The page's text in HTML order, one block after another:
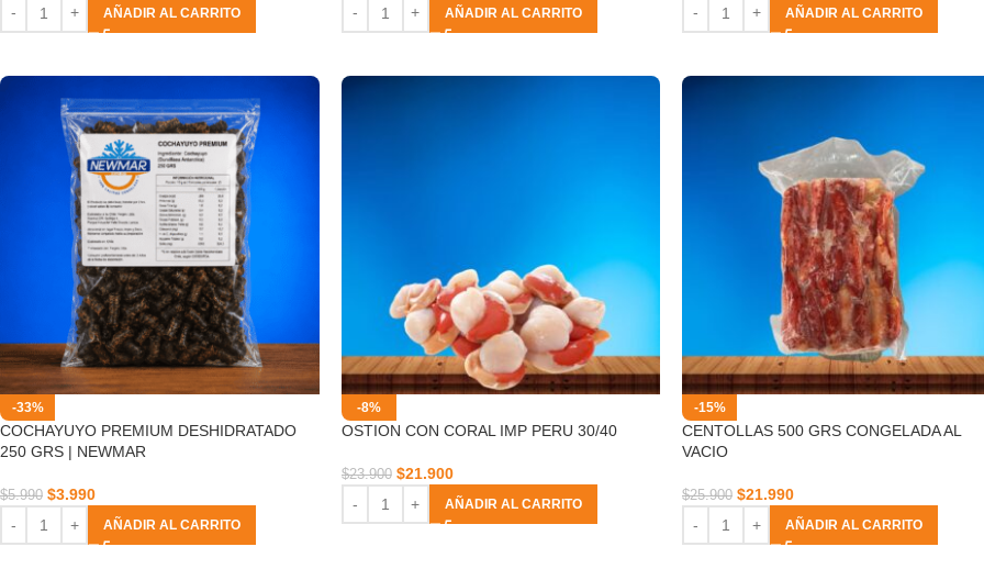
AÑADIR AL CARRITO AÑADIR AL CARRITO AÑADIR AL CARRITO
-33%
COCHAYUYO PREMIUM DESHIDRATADO
250 GRS | NEWMAR
$5.990 $3.990
AÑADIR AL CARRITO
-8%
OSTION CON CORAL IMP PERU 30/40
$23.900 $21.900
AÑADIR AL CARRITO
-15%
CENTOLLAS 500 GRS CONGELADA AL
VACIO
$25.900 $21.990
AÑADIR AL CARRITO